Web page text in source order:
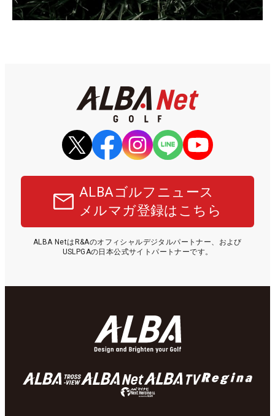
ALBAゴルフニュース
メルマガ登録はこちら
ALBA NetはR&Aのオフィシャルデジタルパートナー、および
USLPGAの日本公式サイトパートナーです。